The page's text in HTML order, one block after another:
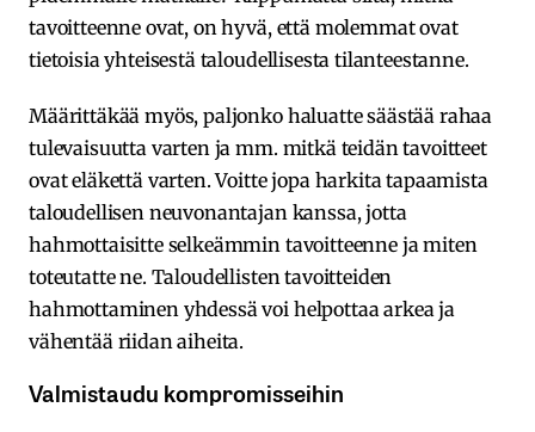
tavoitteenne ovat, on hyvä, että molemmat ovat
tietoisia yhteisestä taloudellisesta tilanteestanne.
Määrittäkää myös, paljonko haluatte säästää rahaa
tulevaisuutta varten ja mm. mitkä teidän tavoitteet
ovat eläkettä varten. Voitte jopa harkita tapaamista
taloudellisen neuvonantajan kanssa, jotta
hahmottaisitte selkeämmin tavoitteenne ja miten
toteutatte ne. Taloudellisten tavoitteiden
hahmottaminen yhdessä voi helpottaa arkea ja
vähentää riidan aiheita.
Valmistaudu kompromisseihin